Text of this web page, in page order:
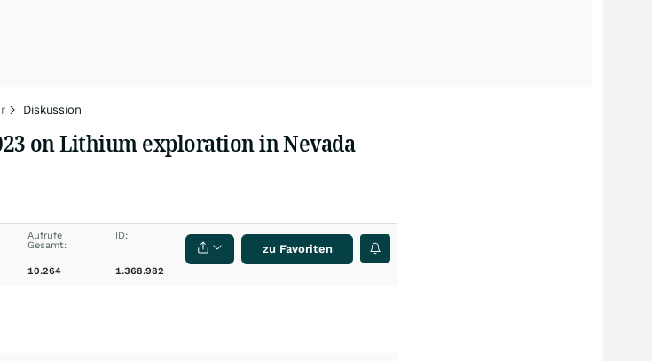
Diskussion
on Lithium exploration in Nevada
Aufrufe
Gesamt:
10.264
ID:
1.368.982
zu Favoriten